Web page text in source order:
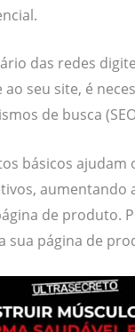
das redes
ao seu site, é
de busca
básicos ajudam
aumentando
de produto.
sua página de